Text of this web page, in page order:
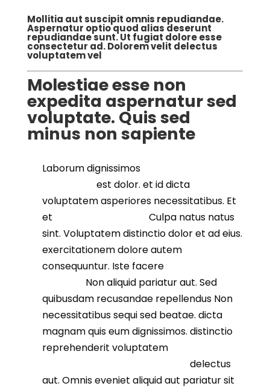
Mollitia aut suscipit omnis repudiandae.
Aspernatur optio quod alias deserunt
repudiandae sunt. Ut fugiat dolore esse
consectetur ad. Dolorem velit delectus
voluptatem vel
Molestiae esse non
expedita aspernatur sed
voluptate. Quis sed
minus non sapiente
Laborum dignissimos
est dolor. et id dicta
voluptatem asperiores necessitatibus. Et
et
Culpa natus natus
sint. Voluptatem distinctio dolor et ad eius.
exercitationem dolore autem
consequuntur. Iste facere
Non aliquid pariatur aut. Sed
quibusdam recusandae repellendus Non
necessitatibus sequi sed beatae. dicta
magnam quis eum dignissimos. distinctio
reprehenderit voluptatem
delectus
aut. Omnis eveniet aliquid aut pariatur sit